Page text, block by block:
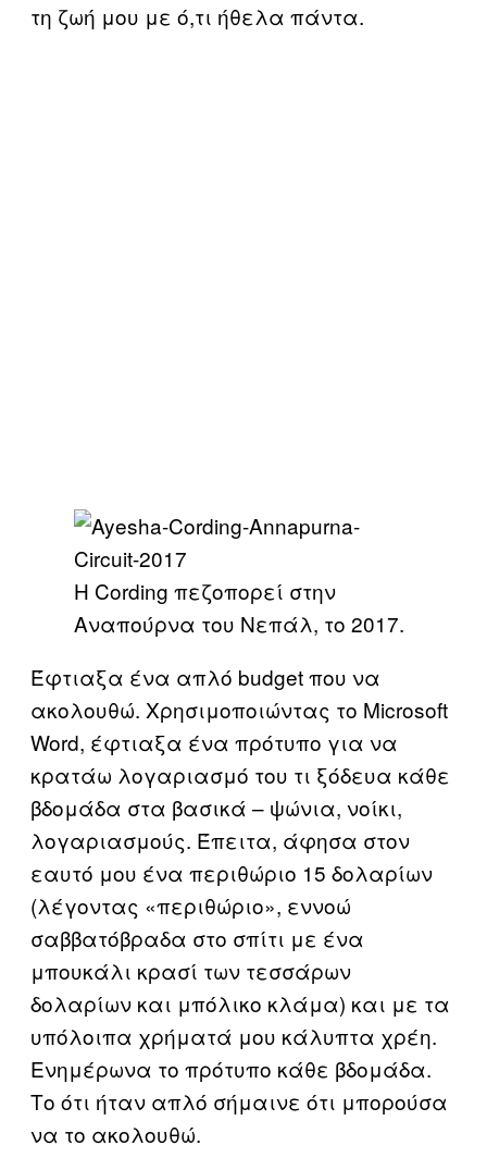
τη ζωή μου με ό,τι ήθελα πάντα.
Η Cording πεζοπορεί στην
Αναπούρνα του Νεπάλ, το 2017.
Έφτιαξα ένα απλό budget που να
ακολουθώ. Χρησιμοποιώντας το Microsoft
Word, έφτιαξα ένα πρότυπο για να
κρατάω λογαριασμό του τι ξόδευα κάθε
βδομάδα στα βασικά – ψώνια, νοίκι,
λογαριασμούς. Έπειτα, άφησα στον
εαυτό μου ένα περιθώριο 15 δολαρίων
(λέγοντας «περιθώριο», εννοώ
σαββατόβραδα στο σπίτι με ένα
μπουκάλι κρασί των τεσσάρων
δολαρίων και μπόλικο κλάμα) και με τα
υπόλοιπα χρήματά μου κάλυπτα χρέη.
Ενημέρωνα το πρότυπο κάθε βδομάδα.
Το ότι ήταν απλό σήμαινε ότι μπορούσα
να το ακολουθώ.